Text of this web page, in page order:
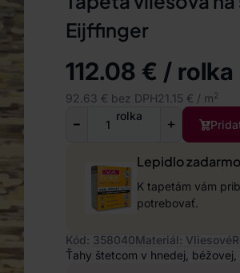
Eijffinger
112.08 € / rolka
92.63 € bez DPH21.15 € / m2
rolka
Lepidlo zadarmo
K tapetám vám
potrebovať.
Kód: 358040Materiál: Vliesové
Ťahy štetcom v hnedej,